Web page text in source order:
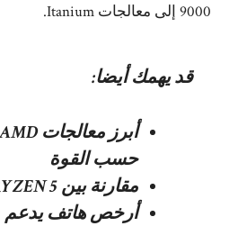
9000 إلى معالجات Itanium.
قد يهمك أيضا:
حسب القوة
مقارنة بين RYZEN 5 وI5
أرخص هاتف يدعم 90 فريم